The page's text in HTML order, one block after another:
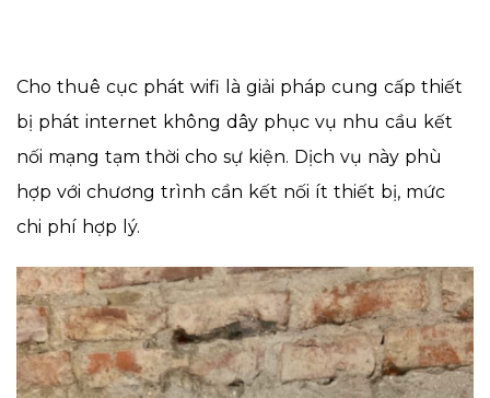
Cho thuê cục phát wifi là giải pháp cung cấp thiết
bị phát internet không dây phục vụ nhu cầu kết
nối mạng tạm thời cho sự kiện. Dịch vụ này phù
hợp với chương trình cần kết nối ít thiết bị, mức
chi phí hợp lý.